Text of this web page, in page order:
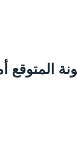
المتوقع